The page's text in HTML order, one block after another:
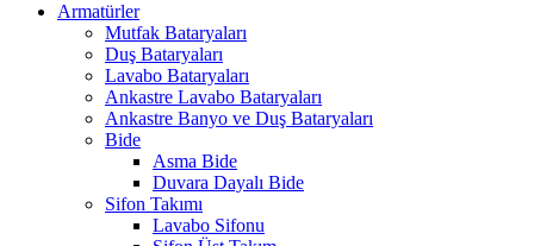
Armatürler
Mutfak Bataryaları
Duş Bataryaları
Lavabo Bataryaları
Ankastre Lavabo Bataryaları
Ankastre Banyo ve Duş Bataryaları
Bide
Asma Bide
Duvara Dayalı Bide
Sifon Takımı
Lavabo Sifonu